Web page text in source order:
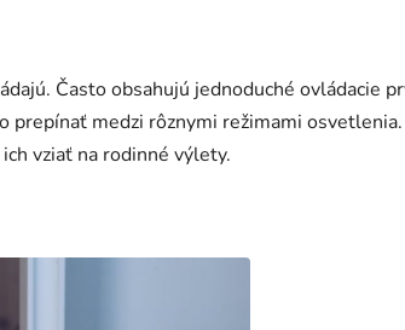
Často obsahujú jednoduché ovládacie
prepínať medzi rôznymi režimami
vziať na rodinné výlety.